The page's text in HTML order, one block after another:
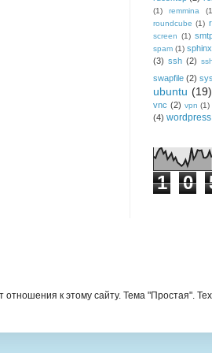
(1)
remmina
roundcube (1)
screen (1)
spam (1)
(3) ssh (2)
swapfile (2)
ubuntu (19)
vnc (2) vpn (1)
(4) wordpress
1 0
к этому сайту. Тема "Простая".